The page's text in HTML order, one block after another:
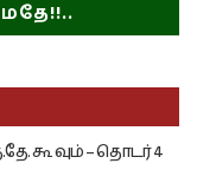
கூ வும் – தொடர் 4